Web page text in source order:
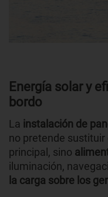
Energía solar y
bordo
La instalación de
no pretende
principal, sino
iluminación,
la carga sobre los